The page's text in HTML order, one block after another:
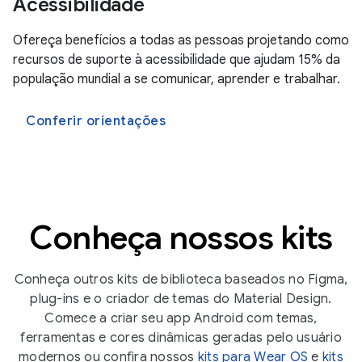
Acessibilidade
Ofereça benefícios a todas as pessoas projetando como
recursos de suporte à acessibilidade que ajudam 15% da
população mundial a se comunicar, aprender e trabalhar.
Conferir orientações
Conheça nossos kits
Conheça outros kits de biblioteca baseados no Figma,
plug-ins e o criador de temas do Material Design.
Comece a criar seu app Android com temas,
ferramentas e cores dinâmicas geradas pelo usuário
modernos ou confira nossos kits para Wear OS e kits